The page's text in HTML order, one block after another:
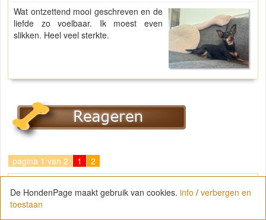
Wat ontzettend mooi geschreven en de
liefde zo voelbaar. Ik moest even
slikken. Heel veel sterkte.
pagina 1 van 2 1 2
De HondenPage maakt gebruik van cookies. info / verbergen en
toestaan